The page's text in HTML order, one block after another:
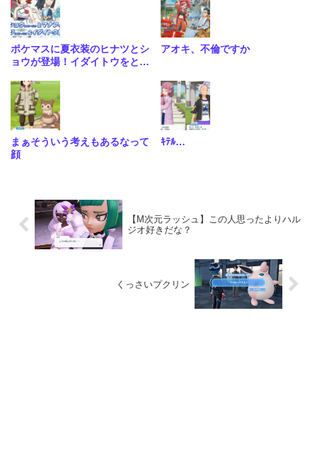
ポケマスに夏衣装のヒナツとシ
ョウが登場！イダイトウをとら
在…
アオキ、不倫ですか
まぁそういう考えもあるなって
顔
ｷﾃﾙ…
【M次元ラッシュ】この人思ったよりハル
ジオ好きだな？
くっさいプクリン